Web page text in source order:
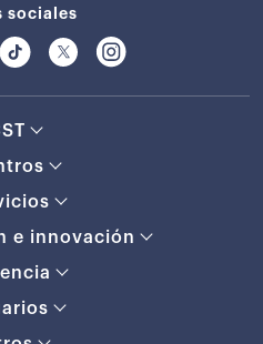
sociales
e innovación